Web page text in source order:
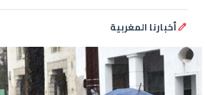
أخبارنا المغربية